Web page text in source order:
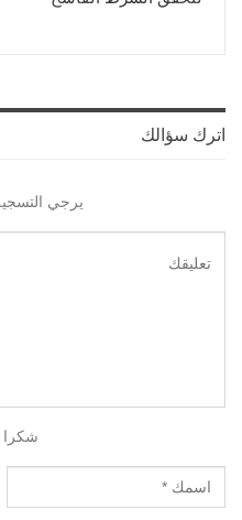
اترك سؤالك
يرجي
شكرا